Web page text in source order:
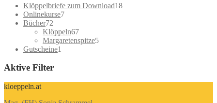
Klöppelbriefe zum Download1818
Onlinekurse77
Bücher72
Produkte
Klöppeln6767
Produkte
Margaretenspitze55
Gutscheine1
Aktive Filter
kloeppeln.at